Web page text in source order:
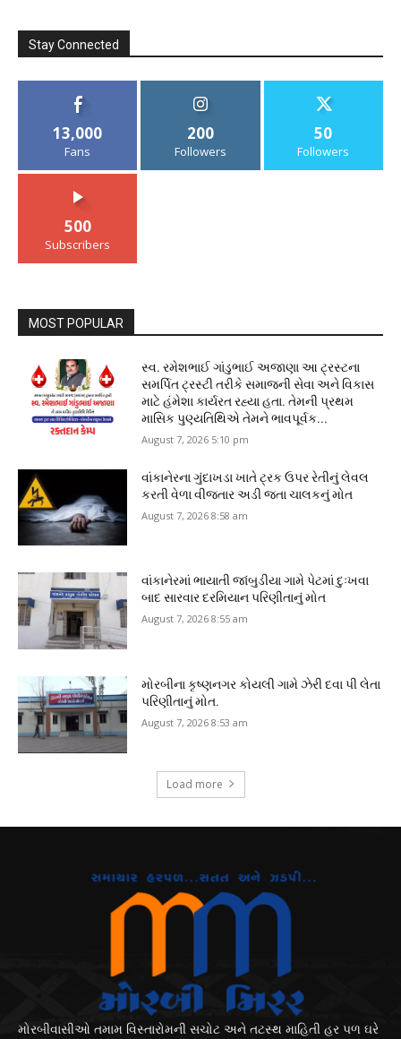
Stay Connected
13,000
Fans
200
Followers
50
Followers
500
Subscribers
MOST POPULAR
સ્વ. રમેશભાઈ ગાંડુભાઈ અજાણા આ ટ્રસ્ટના
સમર્પિત ટ્રસ્ટી તરીકે સમાજની સેવા અને વિકાસ
માટે હંમેશા કાર્યરત રહ્યા હતા. તેમની પ્રથમ
માસિક પુણ્યતિથિએ તેમને ભાવપૂર્વક...
August 7, 2026 5:10 pm
વાંકાનેરના ગુંદાખડા ખાતે ટ્રક ઉપર રેતીનું લેવલ
કરતી વેળા વીજતાર અડી જતા ચાલકનું મોત
August 7, 2026 8:58 am
વાંકાનેરમાં ભાયાતી જાંબુડીયા ગામે પેટમાં દુઃખવા
બાદ સારવાર દરમિયાન પરિણીતાનું મોત
August 7, 2026 8:55 am
મોરબીના કૃષ્ણનગર કોયલી ગામે ઝેરી દવા પી લેતા
પરિણીતાનું મોત.
August 7, 2026 8:53 am
Load more
મોરબીવાસીઓ તમામ વિસ્તારોમની સચોટ અને તટસ્થ માહિતી હર પળ ઘરે